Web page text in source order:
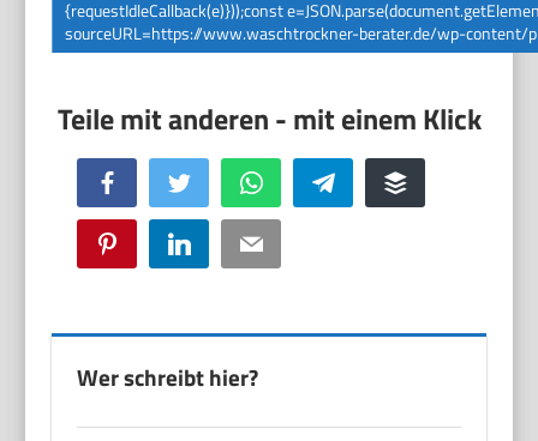
{requestIdleCallback(e)}));const
sourceURL=https://www.waschtrockner-berater.de/wp-
Facebook Twitter WhatsApp Telegram Buffer
Pinterest LinkedIn Email
Wer schreibt hier?